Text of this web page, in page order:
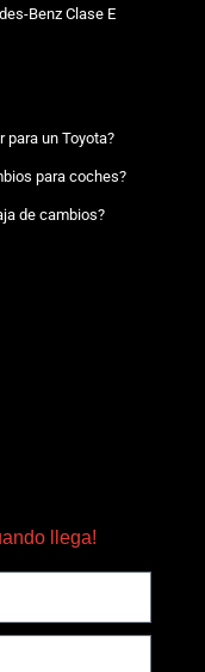
Benz Clase E
para un Toyota?
para coches?
de cambios?
llega!